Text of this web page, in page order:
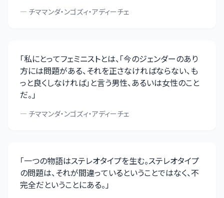
— チママンダ・ンゴズィ・アディーチェ
「私にとってフェミニストとは、「今のジェンダーのあり
方には問題がある、それを正さなければならない、も
っと良くしなければ」と言う男性、あるいは女性のこと
だ。」
— チママンダ・ンゴズィ・アディーチェ
「一つの物語はステレオタイプを生む。ステレオタイプ
の問題は、それが間違っているということではなく、不
完全だということにある。」